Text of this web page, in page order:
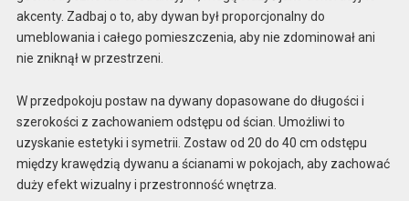
akcenty. Zadbaj o to, aby dywan był proporcjonalny do
umeblowania i całego pomieszczenia, aby nie zdominował ani
nie zniknął w przestrzeni.
W przedpokoju postaw na dywany dopasowane do długości i
szerokości z zachowaniem odstępu od ścian. Umożliwi to
uzyskanie estetyki i symetrii. Zostaw od 20 do 40 cm odstępu
między krawędzią dywanu a ścianami w pokojach, aby zachować
duży efekt wizualny i przestronność wnętrza.